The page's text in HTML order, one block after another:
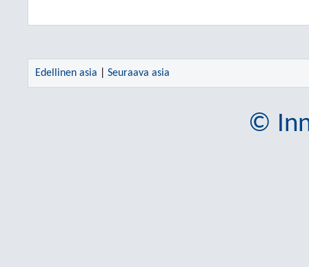
Edellinen asia Seuraava asia
©